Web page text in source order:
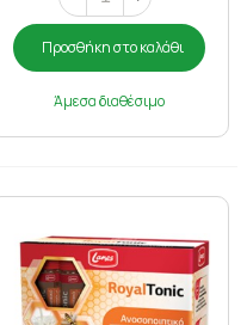
Προσθήκη στο καλάθι
Άμεσα διαθέσιμο